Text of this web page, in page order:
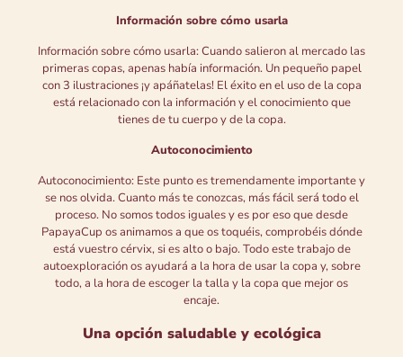
Información sobre cómo usarla
Información sobre cómo usarla: Cuando salieron al mercado las
primeras copas, apenas había información. Un pequeño papel
con 3 ilustraciones ¡y apáñatelas! El éxito en el uso de la copa
está relacionado con la información y el conocimiento que
tienes de tu cuerpo y de la copa.
Autoconocimiento
Autoconocimiento: Este punto es tremendamente importante y
se nos olvida. Cuanto más te conozcas, más fácil será todo el
proceso. No somos todos iguales y es por eso que desde
PapayaCup os animamos a que os toquéis, comprobéis dónde
está vuestro cérvix, si es alto o bajo. Todo este trabajo de
autoexploración os ayudará a la hora de usar la copa y, sobre
todo, a la hora de escoger la talla y la copa que mejor os
encaje.
Una opción saludable y ecológica